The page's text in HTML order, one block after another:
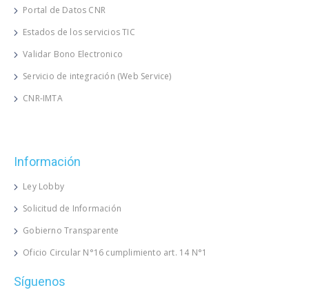
Portal de Datos CNR
Estados de los servicios TIC
Validar Bono Electronico
Servicio de integración (Web Service)
CNR-IMTA
Información
Ley Lobby
Solicitud de Información
Gobierno Transparente
Oficio Circular N°16 cumplimiento art. 14 N°1
Síguenos